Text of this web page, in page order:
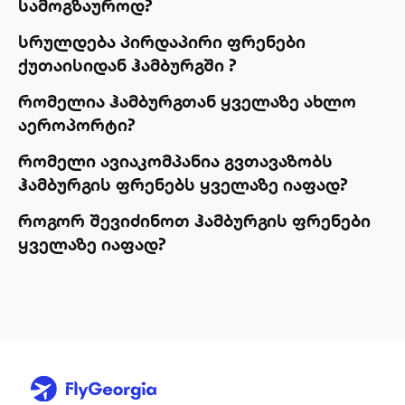
სამოგზაუროდ?
სრულდება პირდაპირი ფრენები
ქუთაისიდან ჰამბურგში ?
რომელია ჰამბურგთან ყველაზე ახლო
აეროპორტი?
რომელი ავიაკომპანია გვთავაზობს
ჰამბურგის ფრენებს ყველაზე იაფად?
როგორ შევიძინოთ ჰამბურგის ფრენები
ყველაზე იაფად?